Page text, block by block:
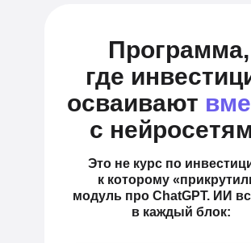
Это не курс по
к которому
модуль про ChatGPT. ИИ
в каждый блок:
Программа,
где
осваивают
с